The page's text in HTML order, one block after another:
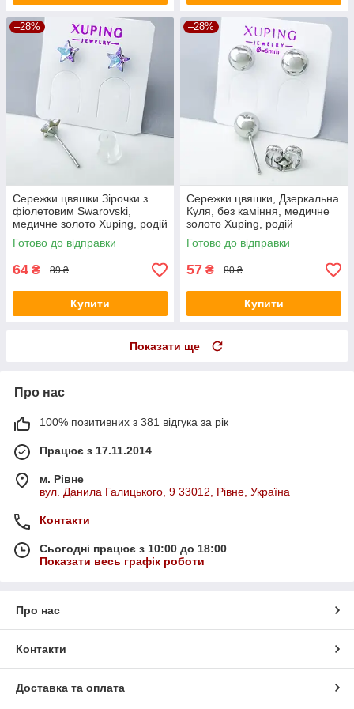
–28%
Сережки цвяшки Зірочки з
фіолетовим Swarovski,
медичне золото Xuping, родій
Готово до відправки
64 ₴ 89 ₴
Купити
–28%
Сережки цвяшки, Дзеркальна
Куля, без каміння, медичне
золото Xuping, родій
Готово до відправки
57 ₴ 80 ₴
Купити
Показати ще
Про нас
100% позитивних з 381 відгука за рік
Працює з 17.11.2014
м. Рівне
вул. Данила Галицького, 9 33012, Рівне, Україна
Контакти
Сьогодні працює з 10:00 до 18:00
Показати весь графік роботи
Про нас
Контакти
Доставка та оплата